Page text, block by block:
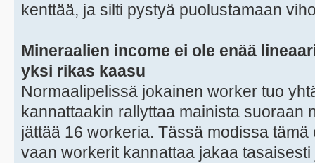
kenttää, ja silti pystyä puolustamaan
Mineraalien income ei ole enää
yksi rikas kaasu
Normaalipelissä jokainen worker tuo
kannattaakin rallyttaa mainista suoraan
jättää 16 workeria. Tässä modissa
vaan workerit kannattaa jakaa